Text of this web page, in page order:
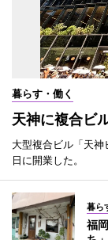
暮らす・働く
天神に複合ビ
大型複合ビル「天
日に開業した。
暮ら
福